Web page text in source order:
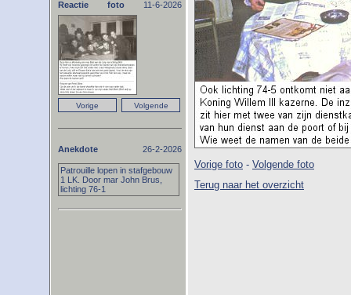
Vorige foto - Volgende foto
Terug naar het overzicht
Reactie foto 11-6-2026
Anekdote 26-2-2026
Patrouille lopen in stafgebouw
1 LK. Door mar John Brus,
lichting 76-1